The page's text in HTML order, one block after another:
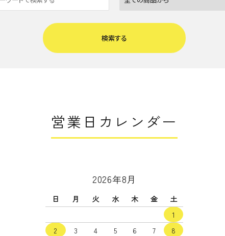
検索する
営業日カレンダー
2026年8月
日 月 火 水 木 金
土
1
2
3 4 5 6 7
8